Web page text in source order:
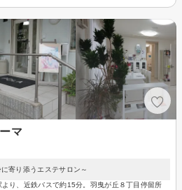
マ
寄り添うエステサロン～
り、近鉄バスで約15分。羽曳が丘８丁目停留所